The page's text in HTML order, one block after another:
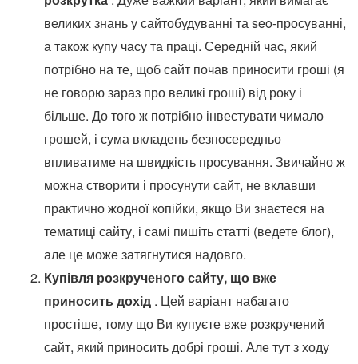
великих знань у сайтобудуванні та seo-просуванні,
а також купу часу та праці. Середній час, який
потрібно на те, щоб сайт почав приносити гроші (я
не говорю зараз про великі гроші) від року і
більше. До того ж потрібно інвестувати чимало
грошей, і сума вкладень безпосередньо
впливатиме на швидкість просування. Звичайно ж
можна створити і просунути сайт, не вклавши
практично жодної копійки, якщо Ви знаєтеся на
тематиці сайту, і самі пишіть статті (ведете блог),
але це може затягнутися надовго.
Купівля розкрученого сайту, що вже
приносить дохід . Цей варіант набагато
простіше, тому що Ви купуєте вже розкручений
сайт, який приносить добрі гроші. Але тут з ходу